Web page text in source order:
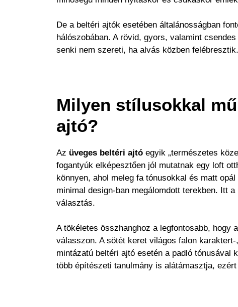
De a beltéri ajtók esetében általánosságban
hálószobában. A rövid, gyors, valamint
senki nem szereti, ha alvás közben felébresztik.
Milyen stílusokkal
ajtó?
Az üveges beltéri ajtó egyik „természetes
fogantyúk elképesztően jól mutatnak egy loft
könnyen, ahol meleg fa tónusokkal és matt
minimal design-ban megálomdott terekben. Itt
választás.
A tökéletes összhanghoz a legfontosabb,
válasszon. A sötét keret világos falon
mintázatú beltéri ajtó esetén a padló
több építészeti tanulmány is alátámasztja,